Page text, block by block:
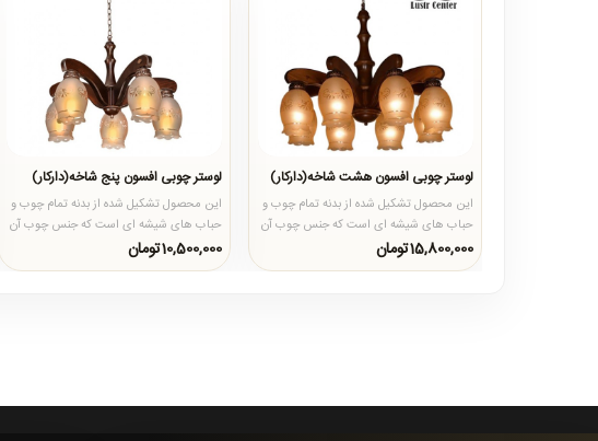
لوستر چوبی افسون هشت شاخه(دارکار)
این محصول تشکیل شده از بدنه تمام چوب و
حباب های شیشه ای است که جنس چوب آن
از چوب روس پخته شده و درجه..
15,800,000تومان
لوستر چوبی افسون پنج شاخه(دارکار)
این محصول تشکیل شده از بدنه تمام چوب و
حباب های شیشه ای است که جنس چوب آن
از چوب روس پخته شده و درجه..
10,500,000تومان